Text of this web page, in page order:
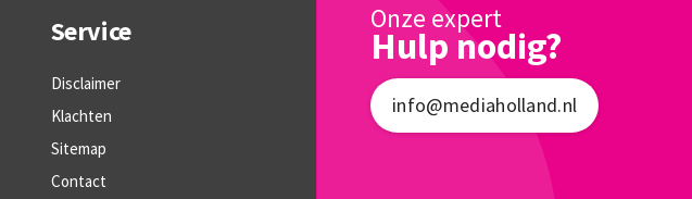
Service
Disclaimer
Klachten
Sitemap
Contact
Onze expert
Hulp nodig?
info@mediaholland.nl